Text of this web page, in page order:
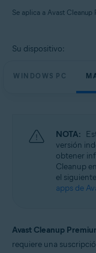
Se aplica a Avast Cleanup
Avast Cleanup
Su dispositivo:
WINDOWS PC
NOTA:
versión
obtener
Cleanup en
el
apps de
Avast Cleanup
requiere una